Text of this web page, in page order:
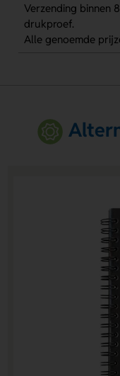
Verzending binnen
drukproef.
Alle genoemde